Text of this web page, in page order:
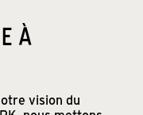
À
vision du